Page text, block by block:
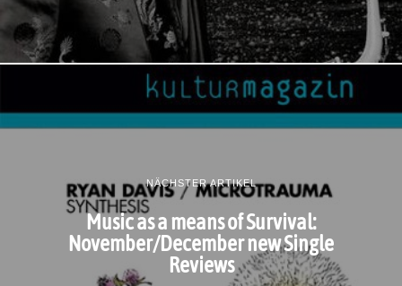
NÄCHSTER ARTIKEL
Music as a means of Survival:
November/December new Single
Reviews